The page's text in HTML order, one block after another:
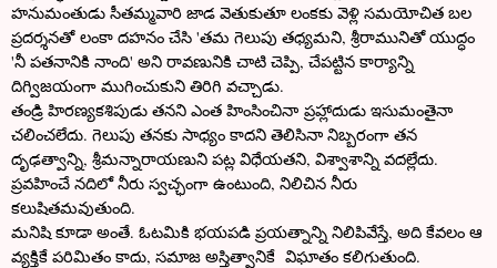
హనుమంతుడు సీతమ్మవారి జాడ వెతుకుతూ లంకకు వెళ్లి సమయోచిత బల
ప్రదర్శనతో లంకా దహనం చేసి 'తమ గెలుపు తధ్యమని, శ్రీరామునితో యుద్ధం
'నీ పతనానికి నాంది' అని రావణునికి చాటి చెప్పి, చేపట్టిన కార్యాన్ని
దిగ్విజయంగా ముగించుకుని తిరిగి వచ్చాడు.
తండ్రి హిరణ్యకశిపుడు తనని ఎంత హింసించినా ప్రహ్లాదుడు ఇసుమంతైనా
చలించలేదు. గెలుపు తనకు సాధ్యం కాదని తెలిసినా నిబ్బరంగా తన
దృఢత్వాన్ని, శ్రీమన్నారాయణుని పట్ల విధేయతని, విశ్వాశాన్ని వదల్లేదు.
ప్రవహించే నదిలో నీరు స్వచ్ఛంగా ఉంటుంది, నిలిచిన నీరు
కలుషితమవుతుంది.
మనిషి కూడా అంతే. ఓటమికి భయపడి ప్రయత్నాన్ని నిలిపివేస్తే, అది కేవలం ఆ
వ్యక్తికే పరిమితం కాదు, సమాజ అస్తిత్వానికే విఘాతం కలిగుతుంది.